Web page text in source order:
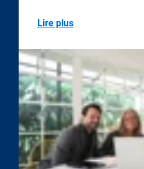
Lire plus